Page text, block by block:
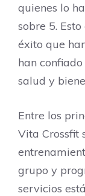
quienes lo
sobre 5.
éxito que
han
salud y
Entre los
Vita Crossfit
grupo y
servicios